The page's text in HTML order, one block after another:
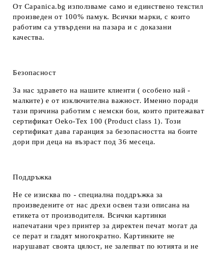
От Capanica.bg използваме само и единствено текстил
произведен от 100% памук. Всички марки, с които
работим са утвърдени на пазара и с доказани
качества.
Безопасност
За нас здравето на нашите клиенти ( особено най -
малките) е от изключителна важност. Именно поради
тази причина работим с немски бои, които притежават
сертификат Oeko-Tex 100 (Product class 1). Този
сертификат дава гаранция за безопасността на боите
дори при деца на възраст под 36 месеца.
Поддръжка
Не се изисква по - специална поддръжка за
произведените от нас дрехи освен тази описана на
етикета от производителя. Всички картинки
напечатани чрез принтер за директен печат могат да
се перат и гладят многократно. Картинките не
нарушават своята цялост, не залепват по ютията и не